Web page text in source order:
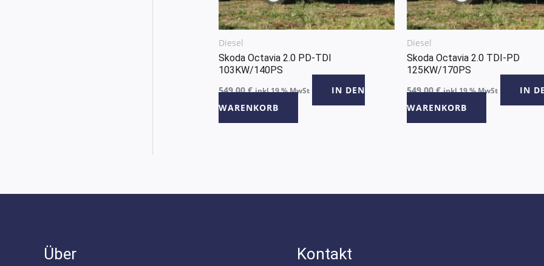
Diesel
Skoda Octavia 2.0 PD-TDI
103KW/140PS
549,00€ inkl 19 % MwSt
IN DEN
WARENKORB
Diesel
Skoda Octavia 2.0 TDI-PD
125KW/170PS
549,00€ inkl 19 % MwSt
IN
WARENKORB
Über Kontakt